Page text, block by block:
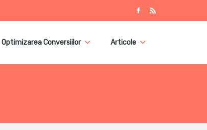
Optimizarea Conversiilor Articole